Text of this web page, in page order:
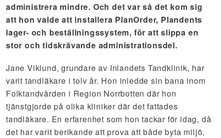
administrera mindre. Och det var så det kom sig
att hon valde att installera PlanOrder, Plandents
lager- och beställningssystem, för att slippa en
stor och tidskrävande administrationsdel.
Jane Viklund, grundare av Inlandets Tandklinik, har
varit tandläkare i tolv år. Hon inledde sin bana inom
Folktandvården i Region Norrbotten där hon
tjänstgjorde på olika kliniker där det fattades
tandläkare. En erfarenhet som hon tackar för idag, då
det har varit berikande att prova att både byta miljö,